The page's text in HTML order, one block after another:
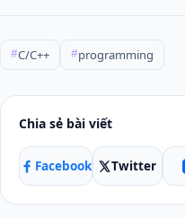
#C/C++ #programming
Chia sẻ bài viết
Facebook Twitter